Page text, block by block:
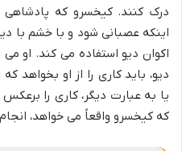
درک کنند. کیخسرو که
اینکه عصبانی شود و با خشم با
اکوان دیو استفاده می کند. او
دیو، باید کاری را از او بخواهد
یا به عبارت دیگر، کاری را برعکس
که کیخسرو واقعاً می خواهد،